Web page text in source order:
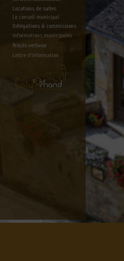
Locations de salles
Le conseil municipal
Délégations & commissions
Informations municipales
Lettre d'information
Procès verbaux